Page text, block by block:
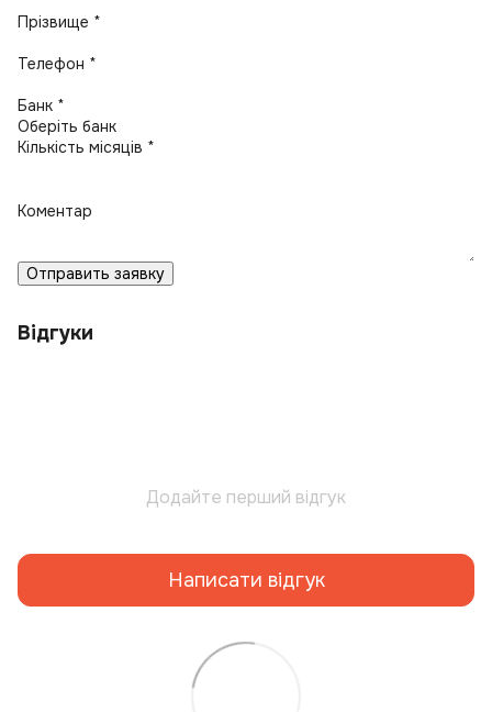
Прізвище *
Телефон *
Банк *
Кількість місяців *
Коментар
Отправить заявку
Відгуки
Додайте перший відгук
Написати відгук